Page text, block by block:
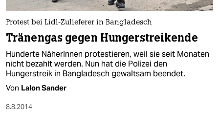
Protest bei Lidl-Zulieferer in Bangladesch
Tränengas gegen Hungerstreikende
Hunderte NäherInnen protestieren, weil sie seit Monaten
nicht bezahlt werden. Nun hat die Polizei den
Hungerstreik in Bangladesch gewaltsam beendet.
Von Lalon Sander
8.8.2014